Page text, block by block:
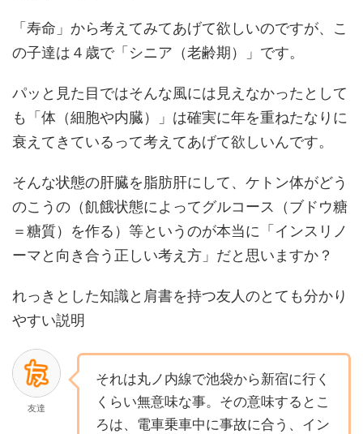
「寿命」から考えてみてあげて欲しいのですが、こ
の子達は４歳で「シニア（老齢期）」です。
パッと見た目ではそんな風には見えなかったとして
も「体（細胞や内臓）」は確実に年を重ねたなりに
衰えてきているって考えてあげて欲しいんです。
そんな状態の肝臓を脂肪肝にして、ケトン体がどう
のこうの（飢餓状態によってグルコース（ブドウ糖
＝糖質）を作る）等というのが本当に「インスリノ
ーマと向き合う正しい考え方」だと思いますか？
れっきとした知識と肩書を持つ友人のとても分かり
やすい説明
友達
それは丸ノ内線で池袋から新宿に行く
くらい無意味な事。その意味するとこ
ろは、電車乗車中に事故に合う、イン